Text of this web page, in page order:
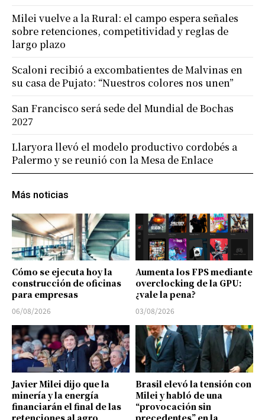
Más noticias
Cómo se ejecuta hoy la
construcción de oficinas
para empresas
06/08/2026
Aumenta los FPS mediante
overclocking de la GPU:
¿vale la pena?
03/08/2026
Javier Milei dijo que la
minería y la energía
financiarán el final de las
retenciones al agro
Brasil elevó la tensión con
Milei y habló de una
“provocación sin
precedentes” en la
Milei vuelve a la Rural: el campo espera señales
sobre retenciones, competitividad y reglas de
largo plazo
Scaloni recibió a excombatientes de Malvinas en
su casa de Pujato: “Nuestros colores nos unen”
San Francisco será sede del Mundial de Bochas
2027
Llaryora llevó el modelo productivo cordobés a
Palermo y se reunió con la Mesa de Enlace